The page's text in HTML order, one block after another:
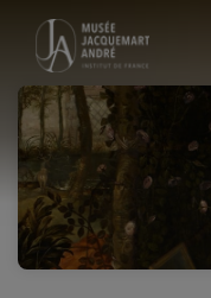
Skip header